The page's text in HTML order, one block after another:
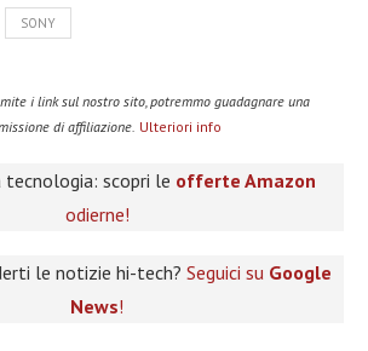
SONY
i link sul nostro sito, potremmo guadagnare una
di affiliazione. Ulteriori info
tecnologia: scopri le offerte Amazon
odierne!
le notizie hi-tech? Seguici su Google
News!